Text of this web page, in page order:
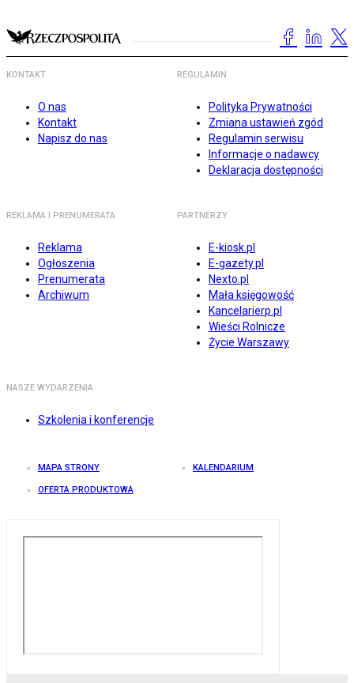
KONTAKT
O nas
Kontakt
Napisz do nas
REGULAMIN
Polityka Prywatności
Zmiana ustawień zgód
Regulamin serwisu
Informacje o nadawcy
Deklaracja dostępności
REKLAMA I PRENUMERATA
Reklama
Ogłoszenia
Prenumerata
Archiwum
PARTNERZY
E-kiosk.pl
E-gazety.pl
Nexto.pl
Mała księgowość
Kancelarierp.pl
Wieści Rolnicze
Życie Warszawy
NASZE WYDARZENIA
Szkolenia i konferencje
MAPA STRONY KALENDARIUM
OFERTA PRODUKTOWA